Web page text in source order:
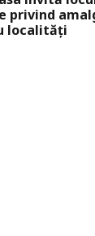
privind
localități